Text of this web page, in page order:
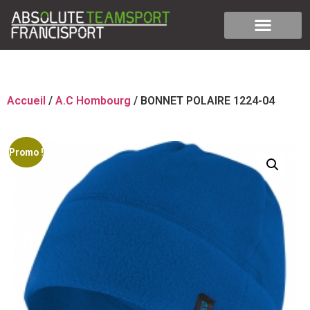
Accueil / A.C Hombourg / BONNET POLAIRE 1224-04
Promo !